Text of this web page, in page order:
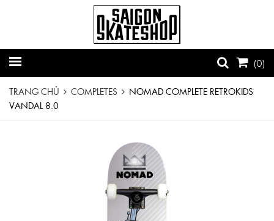
(0)
TRANG CHỦ COMPLETES
NOMAD COMPLETE RETROKIDS
VANDAL 8.0